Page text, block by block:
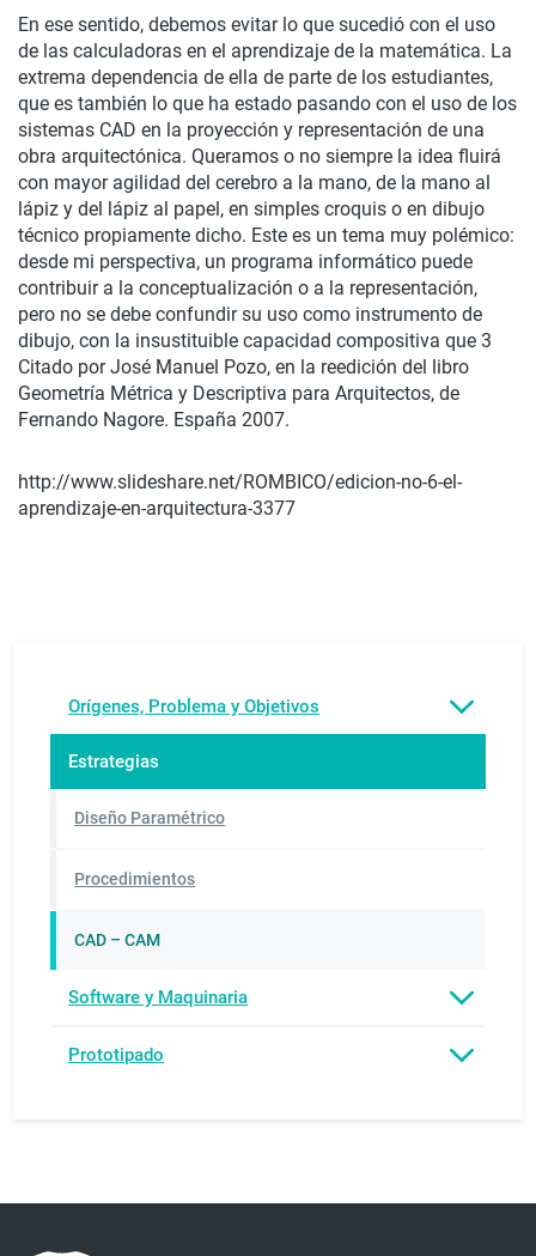
En ese sentido, debemos evitar lo que sucedió con el uso
de las calculadoras en el aprendizaje de la matemática. La
extrema dependencia de ella de parte de los estudiantes,
que es también lo que ha estado pasando con el uso de los
sistemas CAD en la proyección y representación de una
obra arquitectónica. Queramos o no siempre la idea fluirá
con mayor agilidad del cerebro a la mano, de la mano al
lápiz y del lápiz al papel, en simples croquis o en dibujo
técnico propiamente dicho. Este es un tema muy polémico:
desde mi perspectiva, un programa informático puede
contribuir a la conceptualización o a la representación,
pero no se debe confundir su uso como instrumento de
dibujo, con la insustituible capacidad compositiva que 3
Citado por José Manuel Pozo, en la reedición del libro
Geometría Métrica y Descriptiva para Arquitectos, de
Fernando Nagore. España 2007.
http://www.slideshare.net/ROMBICO/edicion-no-6-el-
aprendizaje-en-arquitectura-3377
Orígenes, Problema y Objetivos
Estrategias
Diseño Paramétrico
Procedimientos
CAD – CAM
Software y Maquinaria
Prototipado